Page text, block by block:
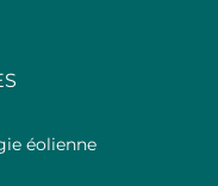
éolienne